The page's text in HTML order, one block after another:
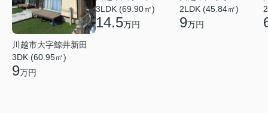
川越市大字鯨井新田
3DK (60.95㎡)
9万円
3LDK (69.90㎡)
14.5万円
2LDK (45.84㎡)
9万円